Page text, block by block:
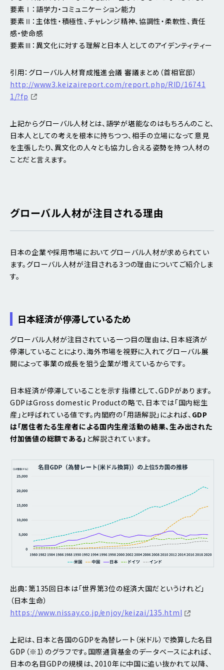
要素Ⅰ：語学力・コミュニケーション能力
要素Ⅱ：主体性・積極性、チャレンジ精神、協調性・柔軟性、責任
感・使命感
要素Ⅲ：異文化に対する理解と日本人としてのアイデンティティー
引用：グローバル人材育成推進会議 審議まとめ（首相官邸）
http://www3.keizaireport.com/report.php/RID/16741
1/?fp
上記からグローバル人材とは、語学が堪能なのはもちろんのこと、
日本人としての考えを根本に持ちつつ、相手の立場になって意見
を主張したり、異文化の人々とも協力し合える姿勢を持つ人材の
ことだと言えます。
グローバル人材が注目される理由
日本の企業や採用市場においてグローバル人材が求められてい
ます。グローバル人材が注目される3つの理由についてご紹介しま
す。
日本経済が停滞しているため
グローバル人材が注目されている一つ目の理由は、日本経済が
停滞していることにより、海外市場を視野に入れてグローバル展
開によって事業の成長を狙う企業が増えているからです。
日本経済が停滞していることを示す指標として、GDPがあります。
GDPはGross domestic Productの略で、日本では「国内総生
産」と呼ばれている値です。内閣府の「用語解説」によれば、 GDP
は「居住者たる生産者による国内生産活動の結果、生み出された
付加価値の総額である」 と解説されています。
出典：第135回日本は「世界第3位の経済大国だというけれど」
（日本生命）
https://www.nissay.co.jp/enjoy/keizai/135.html
上記は、日本と各国のGDPを為替レート（米ドル）で換算した名目
GDP（※1）のグラフです。国際通貨基金のデータベースによれば、
日本の名目GDPの規模は、2010年に中国に追い抜かれて以降、